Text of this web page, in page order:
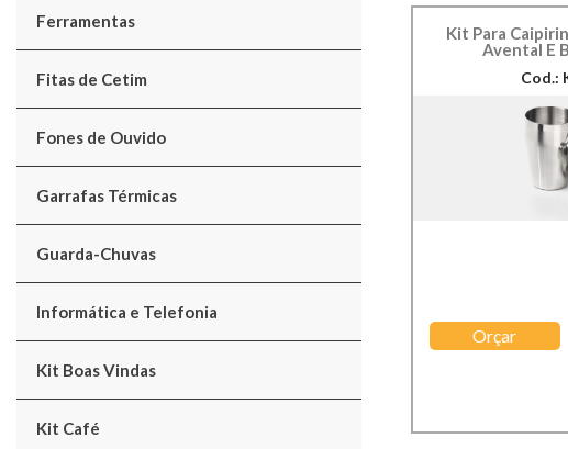
Ferramentas
Fitas de Cetim
Fones de Ouvido
Garrafas Térmicas
Guarda-Chuvas
Informática e Telefonia
Kit Boas Vindas
Kit Café
Kit Para
Avental E
Cod.:
Orçar